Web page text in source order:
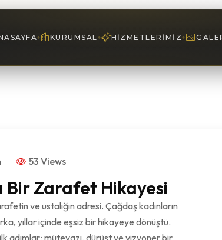
KURUMSAL HIZMETLERIMIZ
53 Views
Bir Zarafet Hikayesi
ve ustalığın adresi. Çağdaş kadınların
yıllar içinde eşsiz bir hikayeye dönüştü.
ilk adımlar; mütevazı, dürüst ve vizyoner bir